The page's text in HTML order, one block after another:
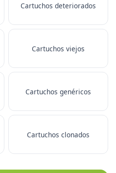
Cartuchos deteriorados
Cartuchos viejos
Cartuchos genéricos
Cartuchos clonados